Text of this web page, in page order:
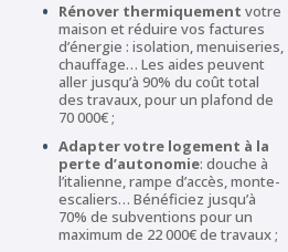
Rénover thermiquement votre
maison et réduire vos factures
d’énergie : isolation, menuiseries,
chauffage… Les aides peuvent
aller jusqu’à 90% du coût total
des travaux, pour un plafond de
70 000€ ;
Adapter votre logement à la
perte d’autonomie: douche à
l’italienne, rampe d’accès, monte-
escaliers… Bénéficiez jusqu’à
70% de subventions pour un
maximum de 22 000€ de travaux ;